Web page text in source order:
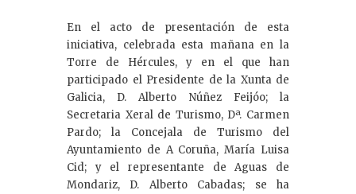
En el acto de presentación de esta
iniciativa, celebrada esta mañana en la
Torre de Hércules, y en el que han
participado el Presidente de la Xunta de
Galicia, D. Alberto Núñez Feijóo; la
Secretaria Xeral de Turismo, Dª. Carmen
Pardo; la Concejala de Turismo del
Ayuntamiento de A Coruña, María Luisa
Cid; y el representante de Aguas de
Mondariz, D. Alberto Cabadas; se ha